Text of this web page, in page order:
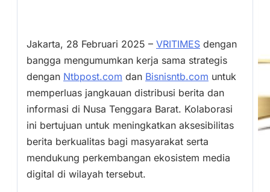
Jakarta, 28 Februari 2025 – VRITIMES dengan
bangga mengumumkan kerja sama strategis
dengan Ntbpost.com dan Bisnisntb.com untuk
memperluas jangkauan distribusi berita dan
informasi di Nusa Tenggara Barat. Kolaborasi
ini bertujuan untuk meningkatkan aksesibilitas
berita berkualitas bagi masyarakat serta
mendukung perkembangan ekosistem media
digital di wilayah tersebut.